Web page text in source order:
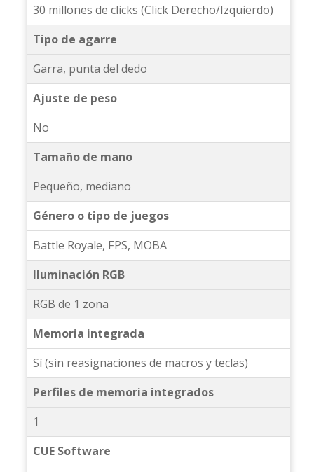
30 millones de clicks (Click Derecho/Izquierdo)
Tipo de agarre
Garra, punta del dedo
Ajuste de peso
No
Tamaño de mano
Pequeño, mediano
Género o tipo de juegos
Battle Royale, FPS, MOBA
Iluminación RGB
RGB de 1 zona
Memoria integrada
Sí (sin reasignaciones de macros y teclas)
Perfiles de memoria integrados
1
CUE Software